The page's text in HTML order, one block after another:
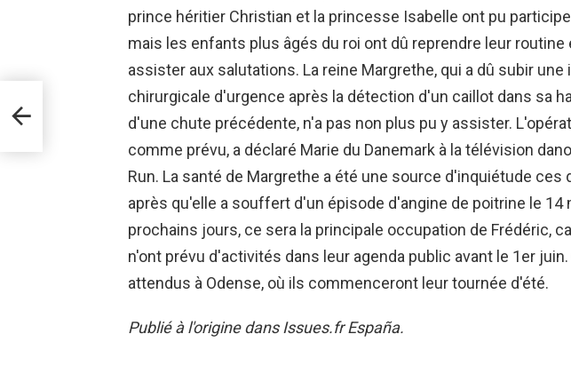
prince héritier Christian et la princesse Isabelle ont pu
mais les enfants plus âgés du roi ont dû reprendre leur routine
assister aux salutations. La reine Margrethe, qui a dû subir une
chirurgicale d'urgence après la détection d'un caillot dans sa
d'une chute précédente, n'a pas non plus pu y assister.
comme prévu, a déclaré Marie du Danemark à la télévision
Run. La santé de Margrethe a été une source d'inquiétude ces
après qu'elle a souffert d'un épisode d'angine de poitrine le 14
prochains jours, ce sera la principale occupation de Frédéric,
n'ont prévu d'activités dans leur agenda public avant le 1er
attendus à Odense, où ils commenceront leur tournée d'été.
Publié à l'origine dans Issues.fr España.